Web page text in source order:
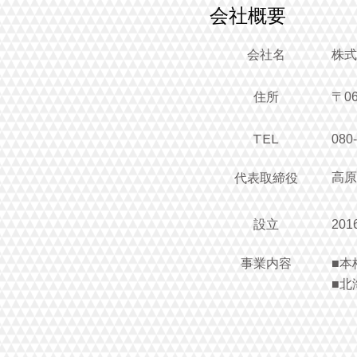
会社概要
会社名 株
​住所 〒
TEL
代表取締役 高
​設立
​事業内容
■本
​■北